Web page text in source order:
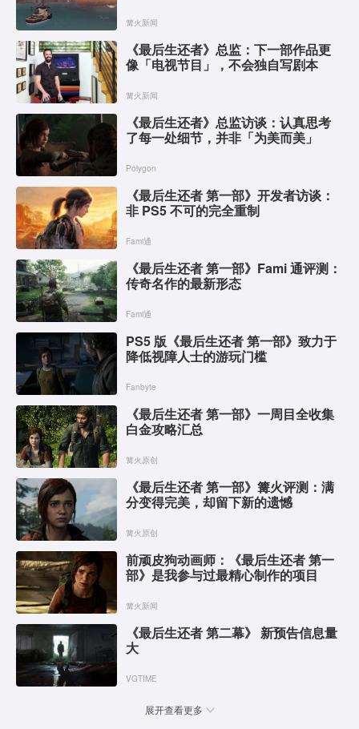
篝火新闻
《最后生还者》总监：下一部作品更
像「电视节目」，不会独自写剧本
篝火新闻
《最后生还者》总监访谈：认真思考
了每一处细节，并非「为美而美」
Polygon
《最后生还者 第一部》开发者访谈：
非 PS5 不可的完全重制
Fami通
《最后生还者 第一部》Fami 通评测：
传奇名作的最新形态
Fami通
PS5 版《最后生还者 第一部》致力于
降低视障人士的游玩门槛
Fanbyte
《最后生还者 第一部》一周目全收集
白金攻略汇总
篝火原创
《最后生还者 第一部》篝火评测：满
分变得完美，却留下新的遗憾
篝火原创
前顽皮狗动画师：《最后生还者 第一
部》是我参与过最精心制作的项目
篝火新闻
《最后生还者 第二幕》 新预告信息量
大
VGTIME
展开查看更多